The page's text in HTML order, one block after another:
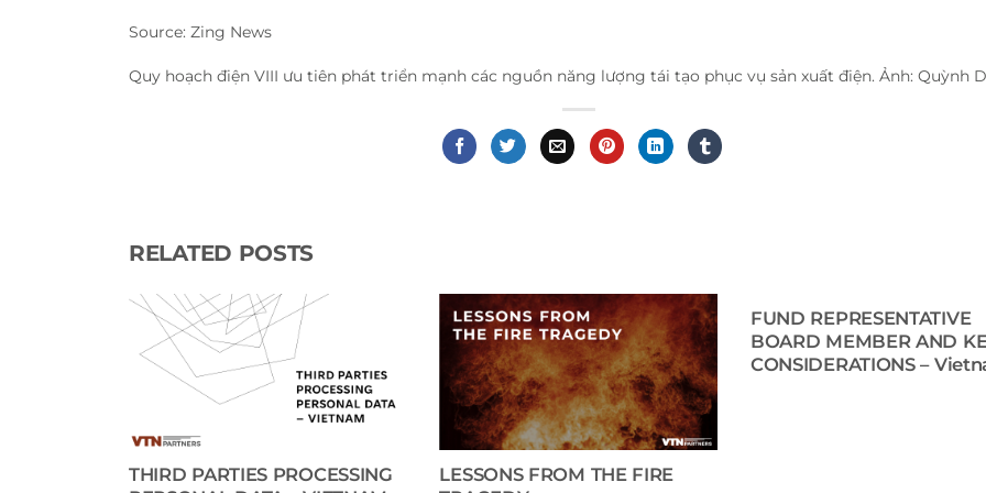
Source: Zing News
Quy hoạch điện VIII ưu tiên phát triển mạnh các nguồn năng lượng tái tạo phục vụ sản xuất điện. Ảnh: Quỳnh
RELATED POSTS
THIRD PARTIES PROCESSING
LESSONS FROM THE FIRE
FUND REPRESENTATIVE
BOARD MEMBER AND
CONSIDERATIONS –